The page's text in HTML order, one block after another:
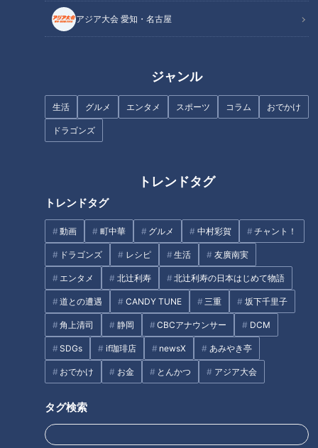
アジア大会 愛知・名古屋
ジャンル
生活 グルメ エンタメ スポーツ コラム おでかけ
ドラゴンズ
トレンドタグ
トレンドタグ
動画 町中華 グルメ 中村彩賀 チャント！
ドラゴンズ レシピ 生活 友廣南実
エンタメ 北辻利寿 北辻利寿の日本はじめて物語
道との遭遇 CANDY TUNE 三重 坂下千里子
角上清司 静岡 CBCアナウンサー DCM
SDGs if珈琲店 newsX あみやき亭
おでかけ お金 とんかつ アジア大会
タグ検索
この記事を見たあなたへのおすすめ
「うますぎる…」春にぴったり
な“つきたて餅スイーツ”も 愛知
県岡崎市のオススメスポットと
ット！？人情あふれる大盛況イ
ベント「覚王山日泰寺の縁日」
へ潜入レポート
家計の味方！地域密着型スーパ
ーが驚きの格安価格を実現して
いる理由
CBC若狭アナが「かき氷街道」
を大移動？ 個性豊かな絶品か
き氷を紹介！